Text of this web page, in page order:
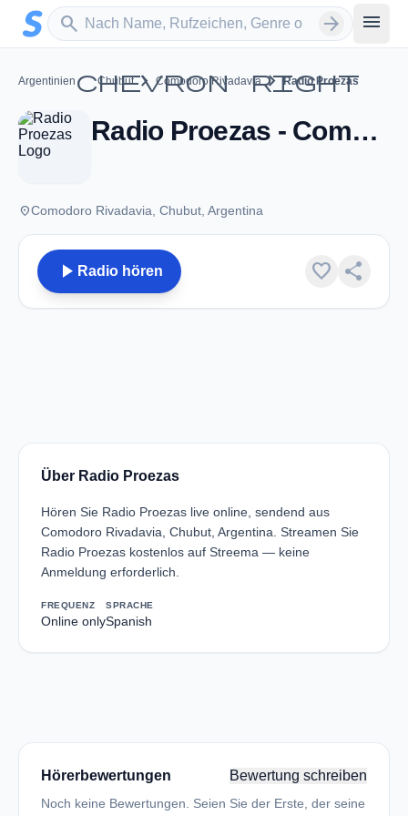
Zum Hauptinhalt springen
search
Sender suchen arrow_forward menu
Argentinien chevron_right
Chubutchevron_rightComodoro Rivadaviachevron_rightRadio Proezas
Radio Proezas - Comodoro Rivadavia
placeComodoro Rivadavia, Chubut, Argentina
play_arrow Radio hören favorite share
Über Radio Proezas
Hören Sie Radio Proezas live online, sendend aus
Comodoro Rivadavia, Chubut, Argentina. Streamen Sie
Radio Proezas kostenlos auf Streema — keine
Anmeldung erforderlich.
FREQUENZ
Online only
SPRACHE
Spanish
Hörerbewertungen Bewertung schreiben
Noch keine Bewertungen. Seien Sie der Erste, der seine